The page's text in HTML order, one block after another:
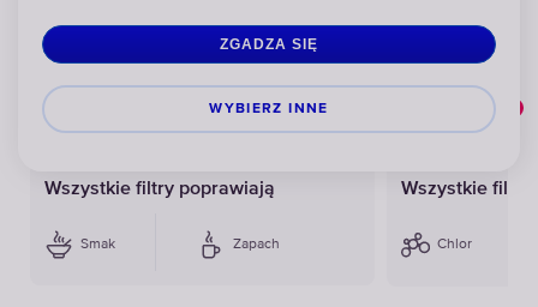
ZGADZA SIĘ
WYBIERZ INNЕ
Filtry do usuwania żelaza
Wszystkie filtry poprawiają
Smak Zapach
Wszystkie filtry
Chlor